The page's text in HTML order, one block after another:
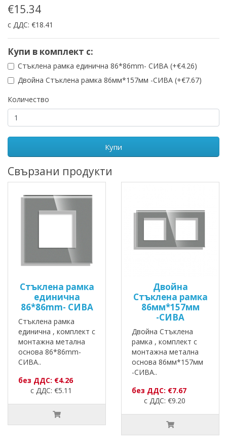
€15.34
с ДДС: €18.41
Купи в комплект с:
Стъклена рамка единична 86*86mm- СИВА (+€4.26)
Двойна Стъклена рамка 86мм*157мм -СИВА (+€7.67)
Количество
Купи
Свързани продукти
Стъклена рамка
единична
86*86mm- СИВА
Стъклена рамка
единична , комплект с
монтажна метална
основа 86*86mm-
СИВА..
без ДДС: €4.26
с ДДС: €5.11
Двойна
Стъклена рамка
86мм*157мм
-СИВА
Двойна Стъклена
рамка , комплект с
монтажна метална
основа 86мм*157мм
-СИВА..
без ДДС: €7.67
с ДДС: €9.20